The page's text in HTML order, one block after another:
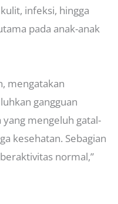
infeksi, hingga
pada anak-anak
mengatakan
gangguan
yang mengeluh gatal-
kesehatan. Sebagian
normal,”